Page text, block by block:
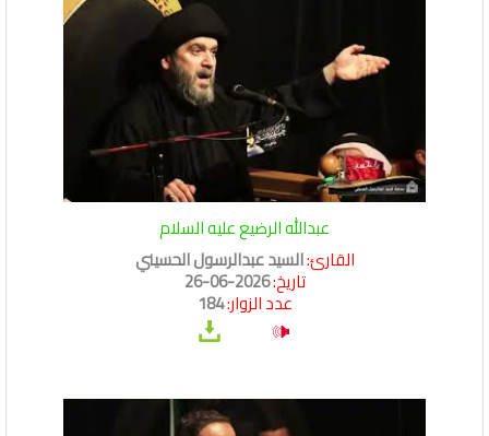
عبدالله الرضيع عليه السلام
القارئ:السيد عبدالرسول الحسيني
تاريخ:2026-06-26
عدد الزوار:184